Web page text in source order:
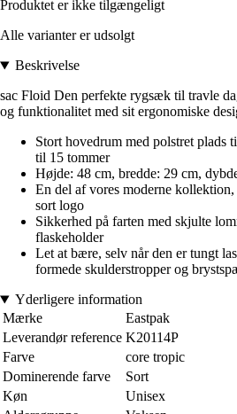
Produktet er ikke tilgængeligt
Alle varianter er udsolgt
Beskrivelse
sac Floid Den perfekte rygsæk til travle
og funktionalitet med sit ergonomiske
Stort hovedrum med polstret plads
til 15 tommer
Højde: 48 cm, bredde: 29 cm,
En del af vores moderne
sort logo
Sikkerhed på farten med skjulte
flaskeholder
Let at bære, selv når den er tungt
formede skulderstropper og
Yderligere information
Mærke
Eastpak
Leverandør reference K20114P
Farve
core tropic
Dominerende farve
Sort
Køn
Unisex